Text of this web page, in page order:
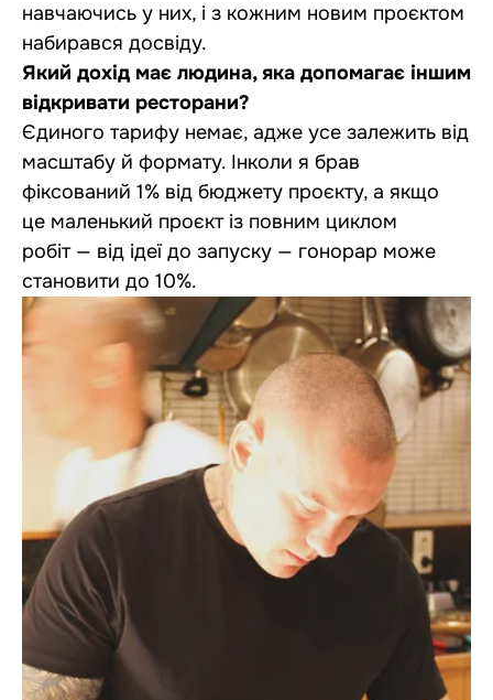
навчаючись у них, і з кожним новим проєктом
набирався досвіду.
Який дохід має людина, яка допомагає іншим
відкривати ресторани?
Єдиного тарифу немає, адже усе залежить від
масштабу й формату. Інколи я брав
фіксований 1% від бюджету проєкту, а якщо
це маленький проєкт із повним циклом
робіт — від ідеї до запуску — гонорар може
становити до 10%.